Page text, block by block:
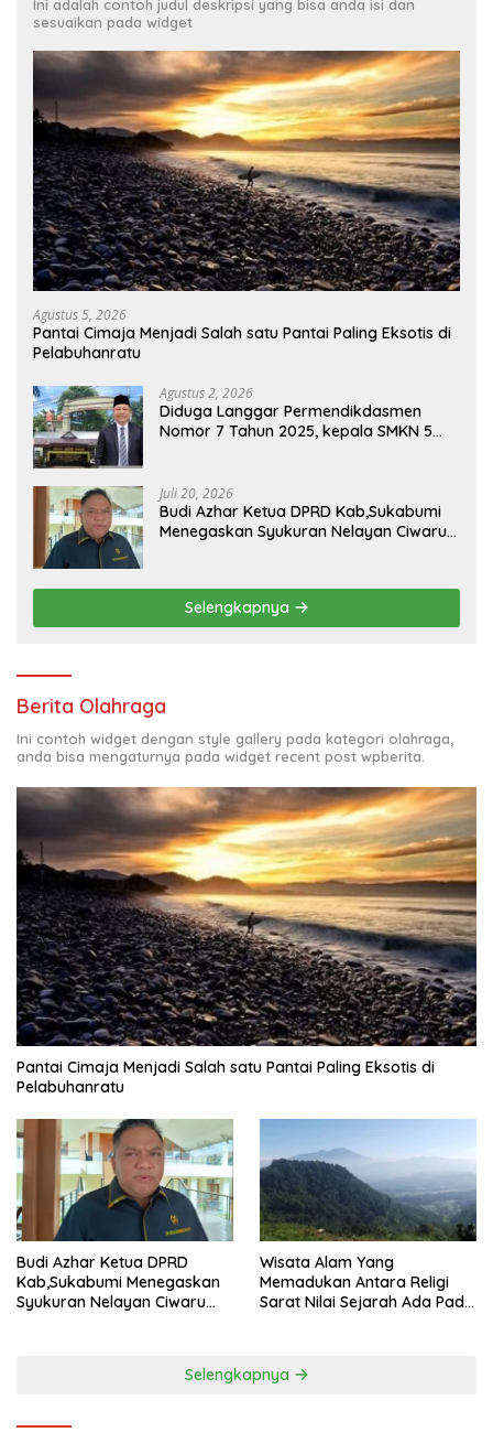
Ini adalah contoh judul deskripsi yang bisa anda isi dan
sesuaikan pada widget
Agustus 5, 2026
Pantai Cimaja Menjadi Salah satu Pantai Paling Eksotis di
Pelabuhanratu
Agustus 2, 2026
Diduga Langgar Permendikdasmen
Nomor 7 Tahun 2025, kepala SMKN 5
Juli 20, 2026
Budi Azhar Ketua DPRD Kab,Sukabumi
Menegaskan Syukuran Nelayan Ciwaru
Rumput
Selengkapnya
Berita Olahraga
Ini contoh widget dengan style gallery pada kategori olahraga,
anda bisa mengaturnya pada widget recent post wpberita.
Pantai Cimaja Menjadi Salah satu Pantai Paling Eksotis di
Pelabuhanratu
Budi Azhar Ketua DPRD
Kab,Sukabumi Menegaskan
Syukuran Nelayan Ciwaru
Wisata Alam Yang
Memadukan Antara Religi
Sarat Nilai Sejarah Ada Pada
Selengkapnya